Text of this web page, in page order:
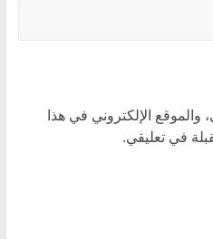
والموقع الإلكتروني في هذا
في تعليقي.